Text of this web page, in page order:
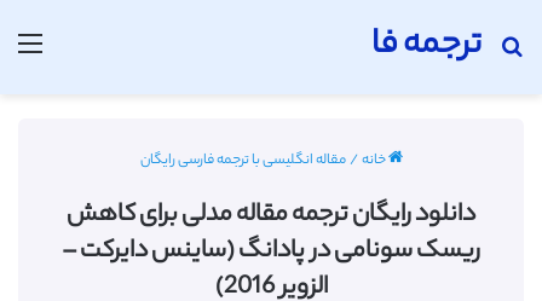
ترجمه فا
جستجو برای
خانه/مقاله انگلیسی با ترجمه فارسی رایگان
دانلود رایگان ترجمه مقاله مدلی برای کاهش
ریسک سونامی در پادانگ (ساینس دایرکت –
الزویر 2016)